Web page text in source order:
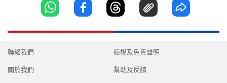
聯絡我們
關於我們
版權及免責聲明
幫助及反饋